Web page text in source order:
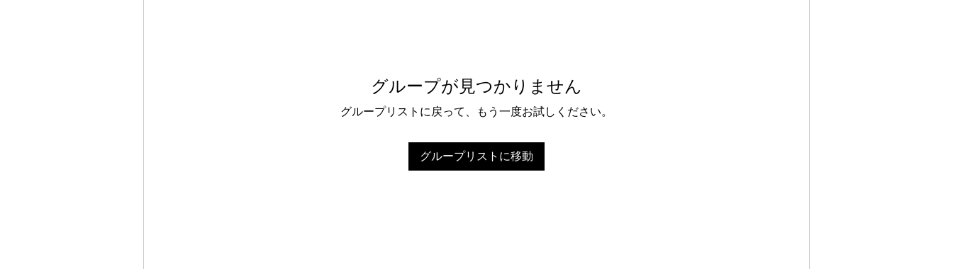
グループが見つかりません
グループリストに戻って、もう一度お試しください。
グループリストに移動